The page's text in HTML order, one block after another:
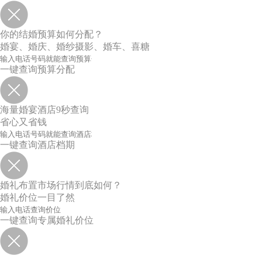
你的结婚预算如何分配？
婚宴、婚庆、婚纱摄影、婚车、喜糖
一键查询预算分配
海量婚宴酒店9秒查询
省心又省钱
一键查询酒店档期
婚礼布置市场行情到底如何？
婚礼价位一目了然
一键查询专属婚礼价位